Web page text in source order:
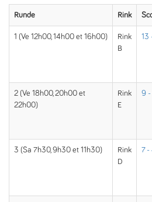
Runde Rink
1 (Ve 12h00, 14h00 et 16h00)
Rink
B
13
2 (Ve 18h00, 20h00 et
22h00)
Rink
E
9 -
3 (Sa 7h30, 9h30 et 11h30)
Rink
D
7 -